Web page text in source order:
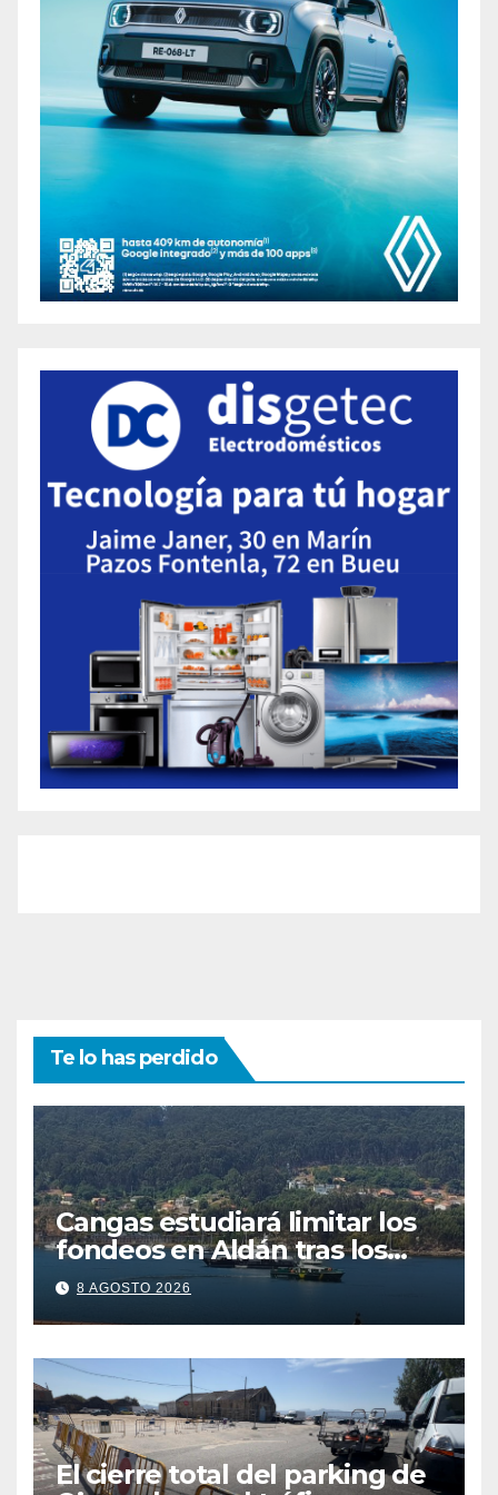
Te lo has perdido
Cangas estudiará limitar los
fondeos en Aldán tras los
últimos episodios de
contaminación en O Con
8 AGOSTO 2026
El cierre total del parking de